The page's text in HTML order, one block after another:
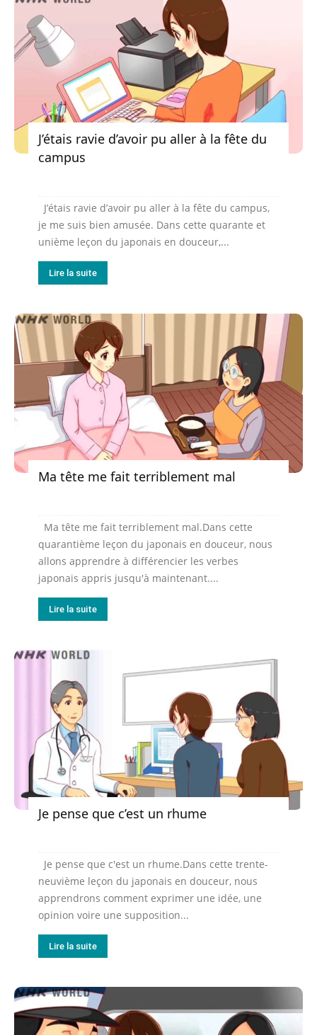
J’étais ravie d’avoir pu aller à la fête du
campus
J’étais ravie d’avoir pu aller à la fête du campus,
je me suis bien amusée. Dans cette quarante et
unième leçon du japonais en douceur,...
Lire la suite
Ma tête me fait terriblement mal
Ma tête me fait terriblement mal.Dans cette
quarantième leçon du japonais en douceur, nous
allons apprendre à différencier les verbes
japonais appris jusqu'à maintenant....
Lire la suite
Je pense que c’est un rhume
Je pense que c'est un rhume.Dans cette trente-
neuvième leçon du japonais en douceur, nous
apprendrons comment exprimer une idée, une
opinion voire une supposition...
Lire la suite